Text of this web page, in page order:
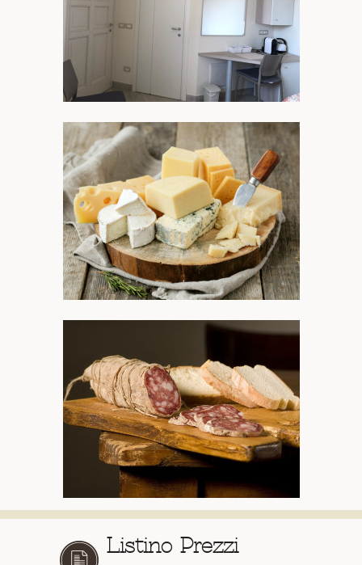
Listino Prezzi